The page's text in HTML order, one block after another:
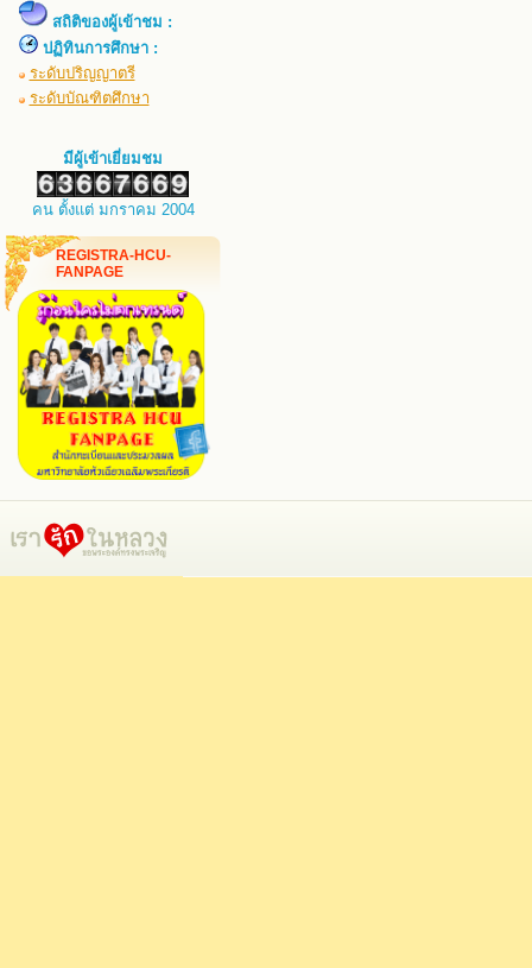
สถิติของผู้เข้าชม :
ปฏิทินการศึกษา :
ระดับปริญญาตรี
ระดับบัณฑิตศึกษา
มีผู้เข้าเยี่ยมชม
คน ตั้งแต่ มกราคม 2004
REGISTRA-HCU-
FANPAGE